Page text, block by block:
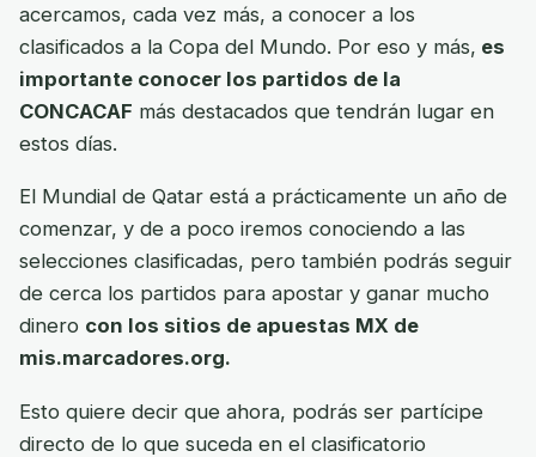
acercamos, cada vez más, a conocer a los
clasificados a la Copa del Mundo. Por eso y más, es
importante conocer los partidos de la
CONCACAF más destacados que tendrán lugar en
estos días.
El Mundial de Qatar está a prácticamente un año de
comenzar, y de a poco iremos conociendo a las
selecciones clasificadas, pero también podrás seguir
de cerca los partidos para apostar y ganar mucho
dinero con los sitios de apuestas MX de
mis.marcadores.org.
Esto quiere decir que ahora, podrás ser partícipe
directo de lo que suceda en el clasificatorio